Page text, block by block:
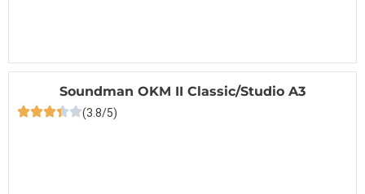
Soundman OKM II Classic/Studio A3
(3.8/5)